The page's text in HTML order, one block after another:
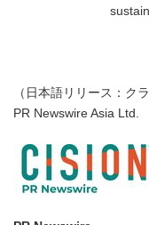
（日本語リリース：ク
PR Newswire Asia Ltd.